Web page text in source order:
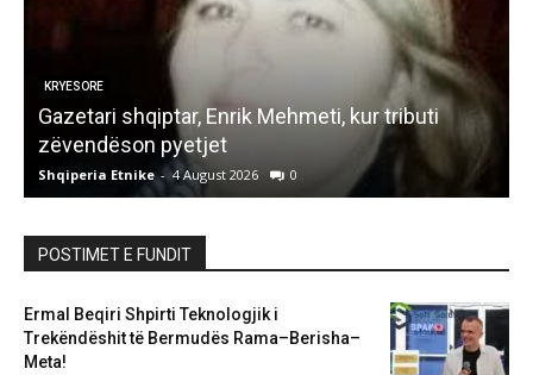
KRYESORE
Gazetari shqiptar, Enrik Mehmeti, kur tributi
zëvendëson pyetjet
Shqiperia Etnike - 4 August 2026 0
POSTIMET E FUNDIT
Ermal Beqiri Shpirti Teknologjik i
Trekëndëshit të Bermudës Rama–Berisha–
Meta!